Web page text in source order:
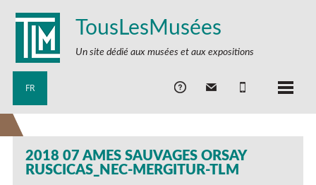
TousLesMusées
Un site dédié aux musées et aux expositions
FR
2018 07 AMES SAUVAGES ORSAY
RUSCICAS_NEC-MERGITUR-TLM